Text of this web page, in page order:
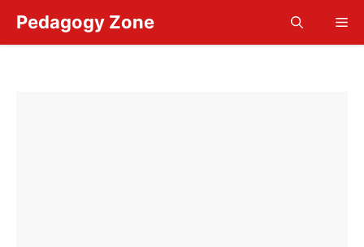
content
Pedagogy Zone